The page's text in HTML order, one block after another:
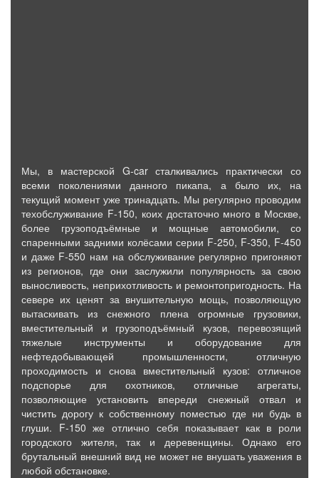
Мы, в мастерской G-car сталкивались практически со
всеми поколениями данного пикапа, а было их, на
текущий момент уже тринадцать. Мы регулярно проводим
техобслуживание F-150, коих достаточно много в Москве,
более грузоподъёмные и мощные автомобили, со
спаренными задними колёсами серии F-250, F-350, F-450
и даже F-550 нам на обслуживание регулярно пригоняют
из регионов, где они заслужили популярность за свою
выносливость, неприхотливость и ремонтопригодность. На
севере их ценят за внушительную мощь, позволяющую
вытаскивать из снежного плена огромные грузовики,
вместительный и грузоподъёмный кузов, перевозящий
тяжелые инструменты и оборудование для
нефтедобывающей промышленности, отличную
проходимость и снова вместительный кузов: отличное
подспорье для охотников, отличные агрегаты,
позволяющие установить впереди снежный отвал и
чистить дорогу к собственному поместью где ни будь в
глуши. F-150 же отлично себя показывает как в роли
городского жителя, так и деревенщины. Однако его
брутальный внешний вид не может не внушать уважения в
любой обстановке.